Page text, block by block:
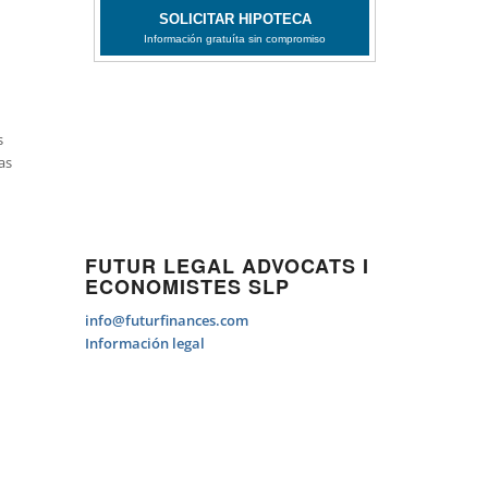
FUTUR LEGAL ADVOCATS I
ECONOMISTES SLP
info@futurfinances.com
Información legal